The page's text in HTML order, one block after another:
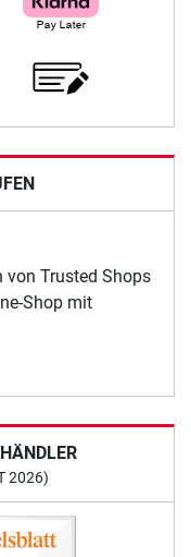
von Trusted Shops
Shop mit
2026)